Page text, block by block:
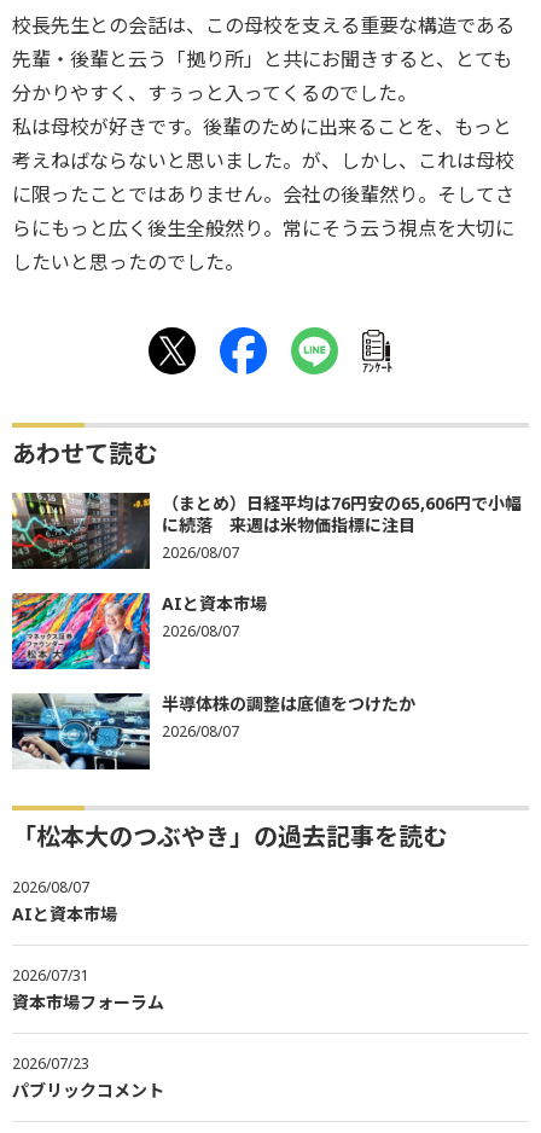
校長先生との会話は、この母校を支える重要な構造である
先輩・後輩と云う「拠り所」と共にお聞きすると、とても
分かりやすく、すぅっと入ってくるのでした。
私は母校が好きです。後輩のために出来ることを、もっと
考えねばならないと思いました。が、しかし、これは母校
に限ったことではありません。会社の後輩然り。そしてさ
らにもっと広く後生全般然り。常にそう云う視点を大切に
したいと思ったのでした。
ｱﾝｹｰﾄ
あわせて読む
（まとめ）日経平均は76円安の65,606円で小幅
に続落 来週は米物価指標に注目
2026/08/07
AIと資本市場
2026/08/07
半導体株の調整は底値をつけたか
2026/08/07
「松本大のつぶやき」の過去記事を読む
2026/08/07
AIと資本市場
2026/07/31
資本市場フォーラム
2026/07/23
パブリックコメント